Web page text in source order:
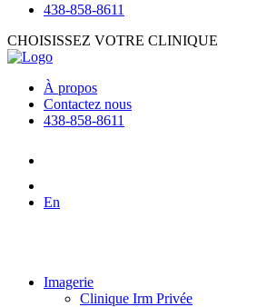
438-858-8611
CHOISISSEZ VOTRE CLINIQUE
À propos
Contactez nous
438-858-8611
En
Imagerie
Clinique Irm Privée